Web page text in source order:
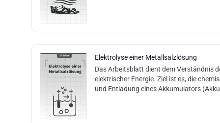
Elektrolyse einer Metallsalzlösung
Das Arbeitsblatt dient dem Verständnis
elektrischer Energie. Ziel ist es, die
und Entladung eines Akkumulators